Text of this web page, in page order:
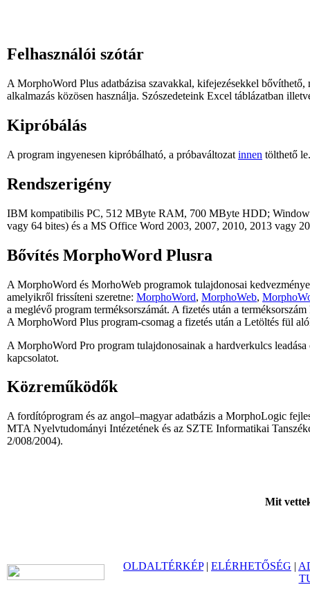
Felhasználói szótár
A MorphoWord Plus adatbázisa szavakkal, kifejezésekkel
alkalmazás közösen használja. Szószedeteink Excel táblázatban
Kipróbálás
A program ingyenesen kipróbálható, a próbaváltozat innen tölthető
Rendszerigény
IBM kompatibilis PC, 512 MByte RAM, 700 MByte HDD;
vagy 64 bites) és a MS Office Word 2003, 2007, 2010, 2013 vagy
Bővítés MorphoWord Plusra
A MorphoWord és MorhoWeb programok tulajdonosai
amelyikről frissíteni szeretne: MorphoWord, MorphoWeb,
a meglévő program terméksorszámát. A fizetés után a
A MorphoWord Plus program-csomag a fizetés után a Letöltés fül
A MorphoWord Pro program tulajdonosainak a hardverkulcs
kapcsolatot.
Közreműködők
A fordítóprogram és az angol–magyar adatbázis a MorphoLogic
MTA Nyelvtudományi Intézetének és az SZTE Informatikai
2/008/2004).
Mit
OLDALTÉRKÉP| ELÉRHETŐSÉG |